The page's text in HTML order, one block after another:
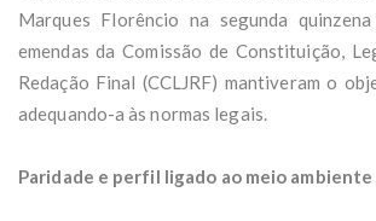
Marques Florêncio na segunda
emendas da Comissão de Constituição,
Redação Final (CCLJRF) mantiveram o
adequando-a às normas legais.
Paridade e perfil ligado ao meio ambiente